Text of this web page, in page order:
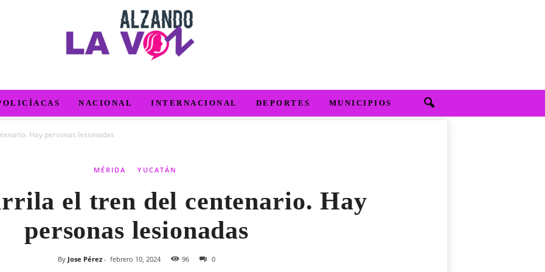
NACIONAL INTERNACIONAL DEPORTES MUNICIPIOS
Hay personas lesionadas
MÉRIDA YUCATÁN
el tren del centenario. Hay
personas lesionadas
By Jose Pérez - febrero 10, 2024 96 0